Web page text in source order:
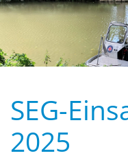
SEG-
2025